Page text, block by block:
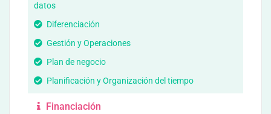
datos
Diferenciación
Gestión y Operaciones
Plan de negocio
Planificación y Organización del tiempo
Financiación